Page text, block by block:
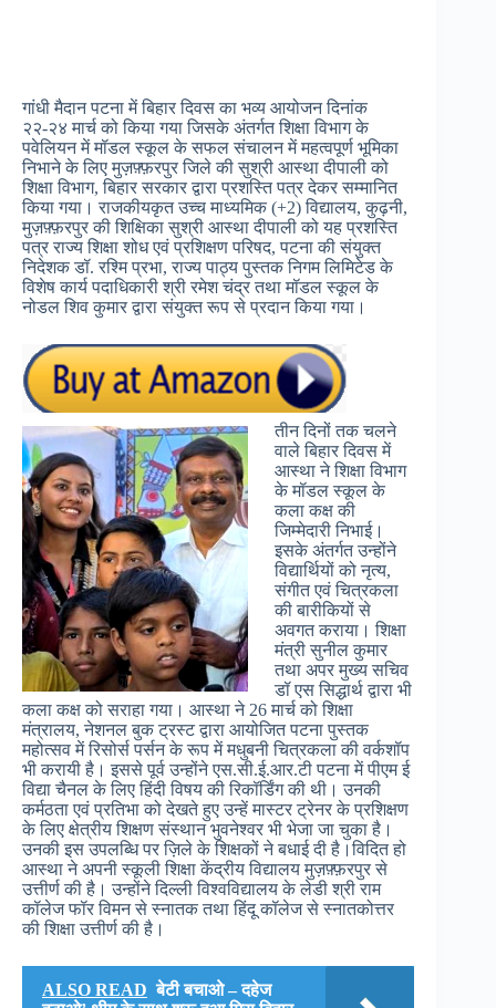
गांधी मैदान पटना में बिहार दिवस का भव्य आयोजन दिनांक
२२-२४ मार्च को किया गया जिसके अंतर्गत शिक्षा विभाग के
पवेलियन में मॉडल स्कूल के सफल संचालन में महत्वपूर्ण भूमिका
निभाने के लिए मुज़फ़्फ़रपुर जिले की सुश्री आस्था दीपाली को
शिक्षा विभाग, बिहार सरकार द्वारा प्रशस्ति पत्र देकर सम्मानित
किया गया। राजकीयकृत उच्च माध्यमिक (+2) विद्यालय, कुढ़नी,
मुज़फ़्फ़रपुर की शिक्षिका सुश्री आस्था दीपाली को यह प्रशस्ति
पत्र राज्य शिक्षा शोध एवं प्रशिक्षण परिषद, पटना की संयुक्त
निदेशक डॉ. रश्मि प्रभा, राज्य पाठ्य पुस्तक निगम लिमिटेड के
विशेष कार्य पदाधिकारी श्री रमेश चंद्र तथा मॉडल स्कूल के
नोडल शिव कुमार द्वारा संयुक्त रूप से प्रदान किया गया।
तीन दिनों तक चलने
वाले बिहार दिवस में
आस्था ने शिक्षा विभाग
के मॉडल स्कूल के
कला कक्ष की
जिम्मेदारी निभाई।
इसके अंतर्गत उन्होंने
विद्यार्थियों को नृत्य,
संगीत एवं चित्रकला
की बारीकियों से
अवगत कराया। शिक्षा
मंत्री सुनील कुमार
तथा अपर मुख्य सचिव
डॉ एस सिद्धार्थ द्वारा भी
कला कक्ष को सराहा गया। आस्था ने 26 मार्च को शिक्षा
मंत्रालय, नेशनल बुक ट्रस्ट द्वारा आयोजित पटना पुस्तक
महोत्सव में रिसोर्स पर्सन के रूप में मधुबनी चित्रकला की वर्कशॉप
भी करायी है। इससे पूर्व उन्होंने एस.सी.ई.आर.टी पटना में पीएम ई
विद्या चैनल के लिए हिंदी विषय की रिकॉर्डिंग की थी। उनकी
कर्मठता एवं प्रतिभा को देखते हुए उन्हें मास्टर ट्रेनर के प्रशिक्षण
के लिए क्षेत्रीय शिक्षण संस्थान भुवनेश्वर भी भेजा जा चुका है।
उनकी इस उपलब्धि पर ज़िले के शिक्षकों ने बधाई दी है।विदित हो
आस्था ने अपनी स्कूली शिक्षा केंद्रीय विद्यालय मुज़फ़्फ़रपुर से
उत्तीर्ण की है। उन्होंने दिल्ली विश्वविद्यालय के लेडी श्री राम
कॉलेज फॉर विमन से स्नातक तथा हिंदू कॉलेज से स्नातकोत्तर
की शिक्षा उत्तीर्ण की है।
ALSO READ बेटी बचाओ – दहेज